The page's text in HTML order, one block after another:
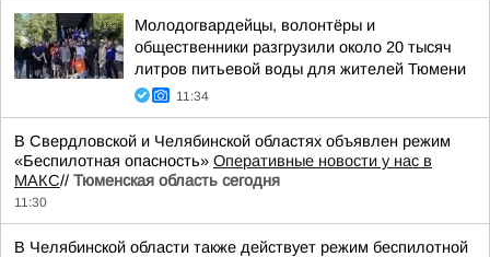
Молодогвардейцы, волонтёры и
общественники разгрузили около 20 тысяч
литров питьевой воды для жителей Тюмени
11:34
В Свердловской и Челябинской областях объявлен режим
«Беспилотная опасность» Оперативные новости у нас в
МАКС// Тюменская область сегодня
11:30
В Челябинской области также действует режим беспилотной